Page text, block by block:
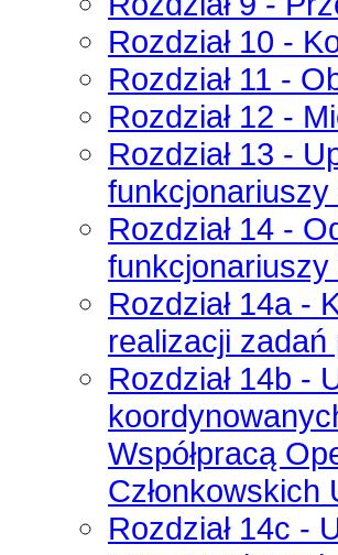
Rozdział 10 -
Rozdział 11 -
Rozdział 12 -
Rozdział 13 -
Rozdział 14 -
Rozdział 14a -
realizacji
Rozdział 14b -
Współpracą
Członkowskich
Rozdział 14c -